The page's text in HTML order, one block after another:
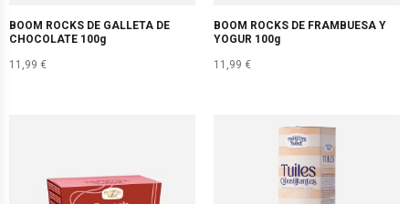
BOOM ROCKS DE GALLETA DE
CHOCOLATE 100g
11,99 €
BOOM ROCKS DE FRAMBUESA Y
YOGUR 100g
11,99 €